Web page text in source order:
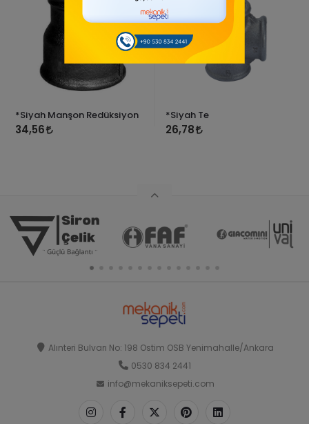
*Siyah Manşon Redüksiyon
34,56
*Siyah Te
26,78
Alınteri Bulvarı No: 198 Ostim OSB Yenimahalle/Ankara
0530 834 2441
info@mekaniksepeti.com